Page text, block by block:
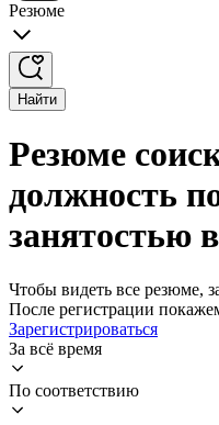
Резюме
Найти
Резюме
должность
занятостью
Чтобы видеть все резюме,
После регистрации
Зарегистрироваться
За всё время
По соответствию